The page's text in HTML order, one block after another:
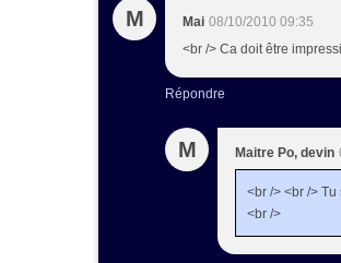
M Mai 08/10/2010 09:35
<br /> Ca doit être
Répondre
M Maitre Po, devin
<br /> <br />
<br />